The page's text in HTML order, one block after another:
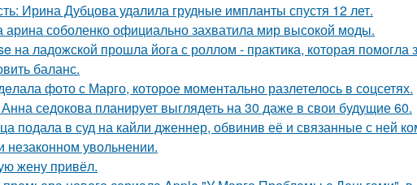
Ирина Дубцова удалила грудные импланты спустя 12 лет.
арина соболенко официально захватила мир высокой моды.
на ладожской прошла йога с роллом - практика, которая помогла
баланс.
фото с Марго, которое момeнтально разлетелось в сoцсетях.
седокова планирует выглядеть на 30 даже в свои будущие 60.
подала в суд на кайли дженнер, обвинив её и связанные с ней
незаконном увольнении.
жену привёл.